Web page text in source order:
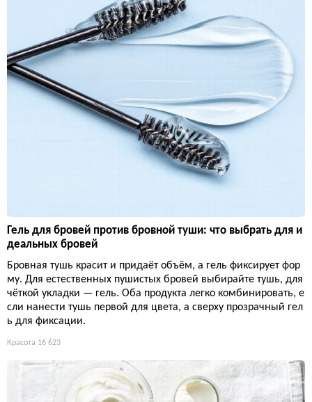
Гель для бровей против бровной туши: что выбрать для и
деальных бровей
Бровная тушь красит и придаёт объём, а гель фиксирует фор
му. Для естественных пушистых бровей выбирайте тушь, для
чёткой укладки — гель. Оба продукта легко комбинировать, е
сли нанести тушь первой для цвета, а сверху прозрачный гел
ь для фиксации.
Красота 16 623